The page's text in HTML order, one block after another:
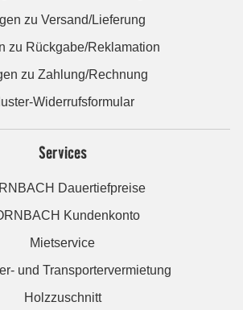
zu Versand/Lieferung
zu Rückgabe/Reklamation
zu Zahlung/Rechnung
Widerrufsformular
Services
Dauertiefpreise
Kundenkonto
Mietservice
und Transportervermietung
Holzzuschnitt